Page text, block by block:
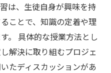
は、生徒自身が興味を持
ことで、知識の定着や理
。 具体的な授業方法とし
解決に取り組むプロジェ
たディスカッションがあ